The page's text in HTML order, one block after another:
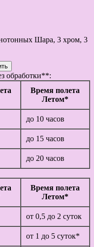
Шара, 3 хром, 3
обработки**:
Время полета
Летом*
до 10 часов
до 15 часов
до 20 часов
Время полета
Летом*
от 0,5 до 2 суток
от 1 до 5 суток*